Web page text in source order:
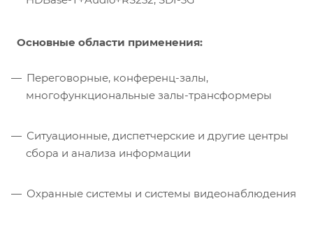
Основные области применения:
Переговорные, конференц-залы,
многофункциональные залы-трансформеры
Ситуационные, диспетчерские и другие центры
сбора и анализа информации
Охранные системы и системы видеонаблюдения